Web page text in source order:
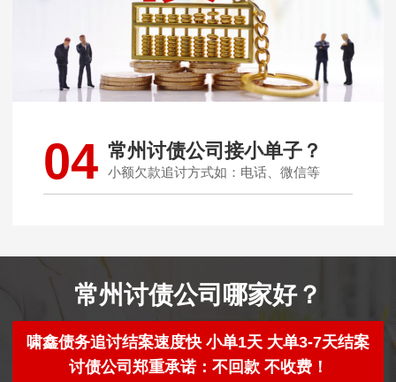
04 常州讨债公司接小单子？
小额欠款追讨方式如：电话、微信等
常州讨债公司哪家好？
啸鑫债务追讨结案速度快 小单1天 大单3-7天结案
讨债公司郑重承诺：不回款 不收费！